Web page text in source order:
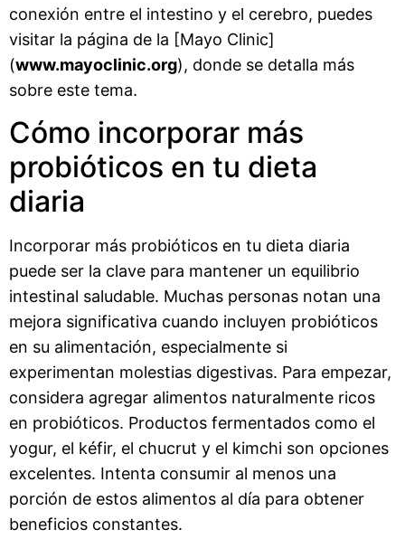
conexión entre el intestino y el cerebro, puedes
visitar la página de la [Mayo Clinic]
(www.mayoclinic.org), donde se detalla más
sobre este tema.
Cómo incorporar más
probióticos en tu dieta
diaria
Incorporar más probióticos en tu dieta diaria
puede ser la clave para mantener un equilibrio
intestinal saludable. Muchas personas notan una
mejora significativa cuando incluyen probióticos
en su alimentación, especialmente si
experimentan molestias digestivas. Para empezar,
considera agregar alimentos naturalmente ricos
en probióticos. Productos fermentados como el
yogur, el kéfir, el chucrut y el kimchi son opciones
excelentes. Intenta consumir al menos una
porción de estos alimentos al día para obtener
beneficios constantes.